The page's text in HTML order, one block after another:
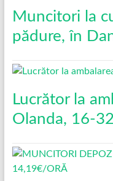
Muncitori la
pădure, în
Lucrător la
Olanda, 16-